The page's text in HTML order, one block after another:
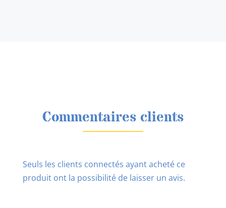
Commentaires clients
Seuls les clients connectés ayant acheté ce
produit ont la possibilité de laisser un avis.